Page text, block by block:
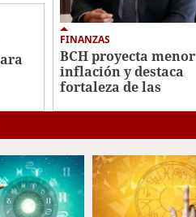
FINANZAS
BCH proyecta menor
inflación y destaca
fortaleza de las